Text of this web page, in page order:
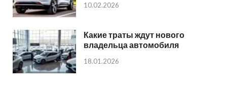
10.02.2026
Какие траты ждут нового
владельца автомобиля
18.01.2026